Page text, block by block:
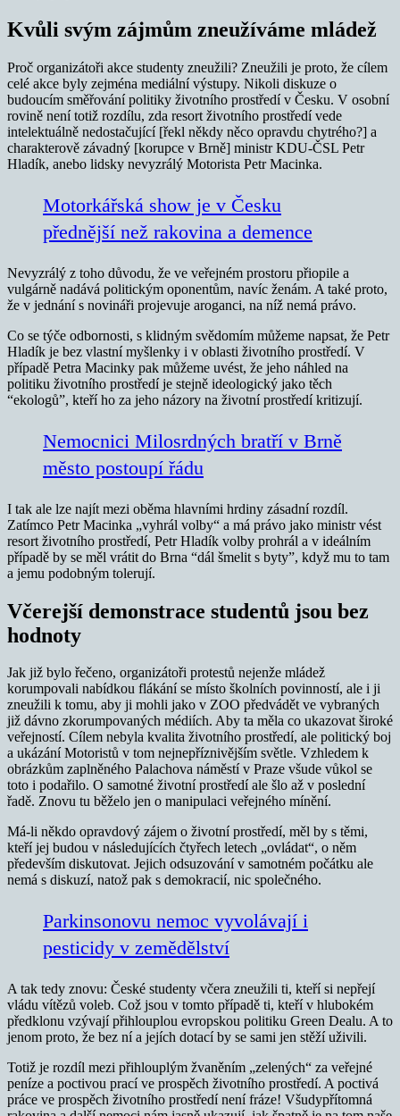
Kvůli svým zájmům zneužíváme mládež
Proč organizátoři akce studenty zneužili? Zneužili je proto, že cílem
celé akce byly zejména mediální výstupy. Nikoli diskuze o
budoucím směřování politiky životního prostředí v Česku. V osobní
rovině není totiž rozdílu, zda resort životního prostředí vede
intelektuálně nedostačující [řekl někdy něco opravdu chytrého?] a
charakterově závadný [korupce v Brně] ministr KDU-ČSL Petr
Hladík, anebo lidsky nevyzrálý Motorista Petr Macinka.
Motorkářská show je v Česku
přednější než rakovina a demence
Nevyzrálý z toho důvodu, že ve veřejném prostoru přiopile a
vulgárně nadává politickým oponentům, navíc ženám. A také proto,
že v jednání s novináři projevuje aroganci, na níž nemá právo.
Co se týče odbornosti, s klidným svědomím můžeme napsat, že Petr
Hladík je bez vlastní myšlenky i v oblasti životního prostředí. V
případě Petra Macinky pak můžeme uvést, že jeho náhled na
politiku životního prostředí je stejně ideologický jako těch
“ekologů”, kteří ho za jeho názory na životní prostředí kritizují.
Nemocnici Milosrdných bratří v Brně
město postoupí řádu
I tak ale lze najít mezi oběma hlavními hrdiny zásadní rozdíl.
Zatímco Petr Macinka „vyhrál volby“ a má právo jako ministr vést
resort životního prostředí, Petr Hladík volby prohrál a v ideálním
případě by se měl vrátit do Brna “dál šmelit s byty”, když mu to tam
a jemu podobným tolerují.
Včerejší demonstrace studentů jsou bez
hodnoty
Jak již bylo řečeno, organizátoři protestů nejenže mládež
korumpovali nabídkou flákání se místo školních povinností, ale i ji
zneužili k tomu, aby ji mohli jako v ZOO předvádět ve vybraných
již dávno zkorumpovaných médiích. Aby ta měla co ukazovat široké
veřejností. Cílem nebyla kvalita životního prostředí, ale politický boj
a ukázání Motoristů v tom nejnepříznivějším světle. Vzhledem k
obrázkům zaplněného Palachova náměstí v Praze všude vůkol se
toto i podařilo. O samotné životní prostředí ale šlo až v poslední
řadě. Znovu tu běželo jen o manipulaci veřejného mínění.
Má-li někdo opravdový zájem o životní prostředí, měl by s těmi,
kteří jej budou v následujících čtyřech letech „ovládat“, o něm
především diskutovat. Jejich odsuzování v samotném počátku ale
nemá s diskuzí, natož pak s demokracií, nic společného.
Parkinsonovu nemoc vyvolávají i
pesticidy v zemědělství
A tak tedy znovu: České studenty včera zneužili ti, kteří si nepřejí
vládu vítězů voleb. Což jsou v tomto případě ti, kteří v hlubokém
předklonu vzývají přihlouplou evropskou politiku Green Dealu. A to
jenom proto, že bez ní a jejích dotací by se sami jen stěží uživili.
Totiž je rozdíl mezi přihlouplým žvaněním „zelených“ za veřejné
peníze a poctivou prací ve prospěch životního prostředí. A poctivá
práce ve prospěch životního prostředí není fráze! Všudypřítomná